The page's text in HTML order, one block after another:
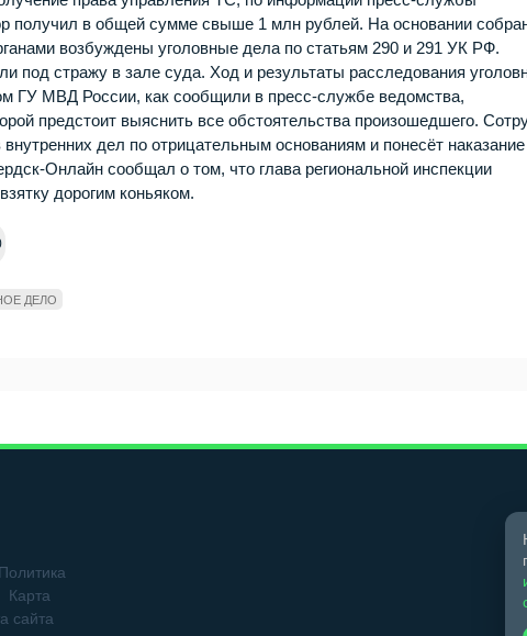
получил в общей сумме свыше 1 млн рублей. На основании
возбуждены уголовные дела по статьям 290 и 291 УК РФ.
под стражу в зале суда. Ход и результаты расследования
ГУ МВД России, как сообщили в пресс-службе ведомства,
предстоит выяснить все обстоятельства произошедшего.
дел по отрицательным основаниям и понесёт
Онлайн сообщал о том, что глава региональной инспекции
дорогим коньяком.
ДЕЛО
Политика
Карта
сайта